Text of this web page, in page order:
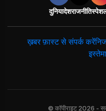
दुनियादेशराजनीति
ख़बर फ़ास्ट से संपर्क करें
© कॉपीराइट 2026 -